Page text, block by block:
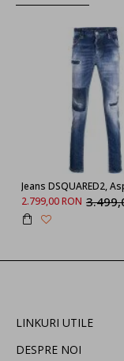
2.799,00 RON
LINKURI UTILE
DESPRE NOI